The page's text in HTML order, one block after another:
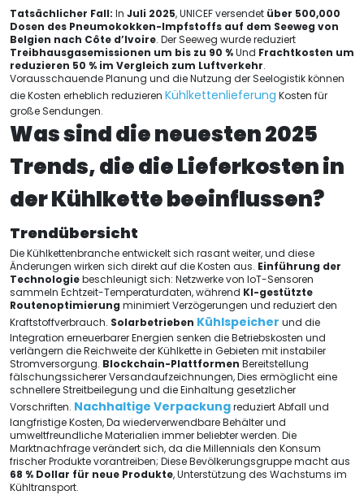
Tatsächlicher Fall: In Juli 2025, UNICEF versendet über 500,000
Dosen des Pneumokokken-Impfstoffs auf dem Seeweg von
Belgien nach Côte d’Ivoire. Der Seeweg wurde reduziert
Treibhausgasemissionen um bis zu 90 %Und Frachtkosten um
reduzieren 50 % im Vergleich zum Luftverkehr.
Vorausschauende Planung und die Nutzung der Seelogistik können
die Kosten erheblich reduzieren Kühlkettenlieferung Kosten für
große Sendungen.
Was sind die neuesten 2025
Trends, die die Lieferkosten in
der Kühlkette beeinflussen?
Trendübersicht
Die Kühlkettenbranche entwickelt sich rasant weiter, und diese
Änderungen wirken sich direkt auf die Kosten aus. Einführung der
Technologiebeschleunigt sich: Netzwerke von IoT-Sensoren
sammeln Echtzeit-Temperaturdaten, während KI-gestützte
Routenoptimierung minimiert Verzögerungen und reduziert den
Kraftstoffverbrauch. Solarbetrieben Kühlspeicher und die
Integration erneuerbarer Energien senken die Betriebskosten und
verlängern die Reichweite der Kühlkette in Gebieten mit instabiler
Stromversorgung. Blockchain-Plattformen Bereitstellung
fälschungssicherer Versandaufzeichnungen, Dies ermöglicht eine
schnellere Streitbeilegung und die Einhaltung gesetzlicher
Vorschriften. Nachhaltige Verpackungreduziert Abfall und
langfristige Kosten, Da wiederverwendbare Behälter und
umweltfreundliche Materialien immer beliebter werden. Die
Marktnachfrage verändert sich, da die Millennials den Konsum
frischer Produkte vorantreiben; Diese Bevölkerungsgruppe macht aus
68 % Dollar für neue Produkte, Unterstützung des Wachstums im
Kühltransport.